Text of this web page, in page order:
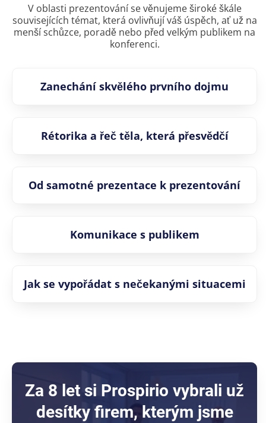
V oblasti prezentování se věnujeme široké škále
souvisejících témat, která ovlivňují váš úspěch, ať už na
menší schůzce, poradě nebo před velkým publikem na
konferenci.
Zanechání skvělého prvního dojmu
Rétorika a řeč těla, která přesvědčí
Od samotné prezentace k prezentování
Komunikace s publikem
Jak se vypořádat s nečekanými situacemi
Za 8 let si Prospirio vybrali už
desítky firem, kterým jsme